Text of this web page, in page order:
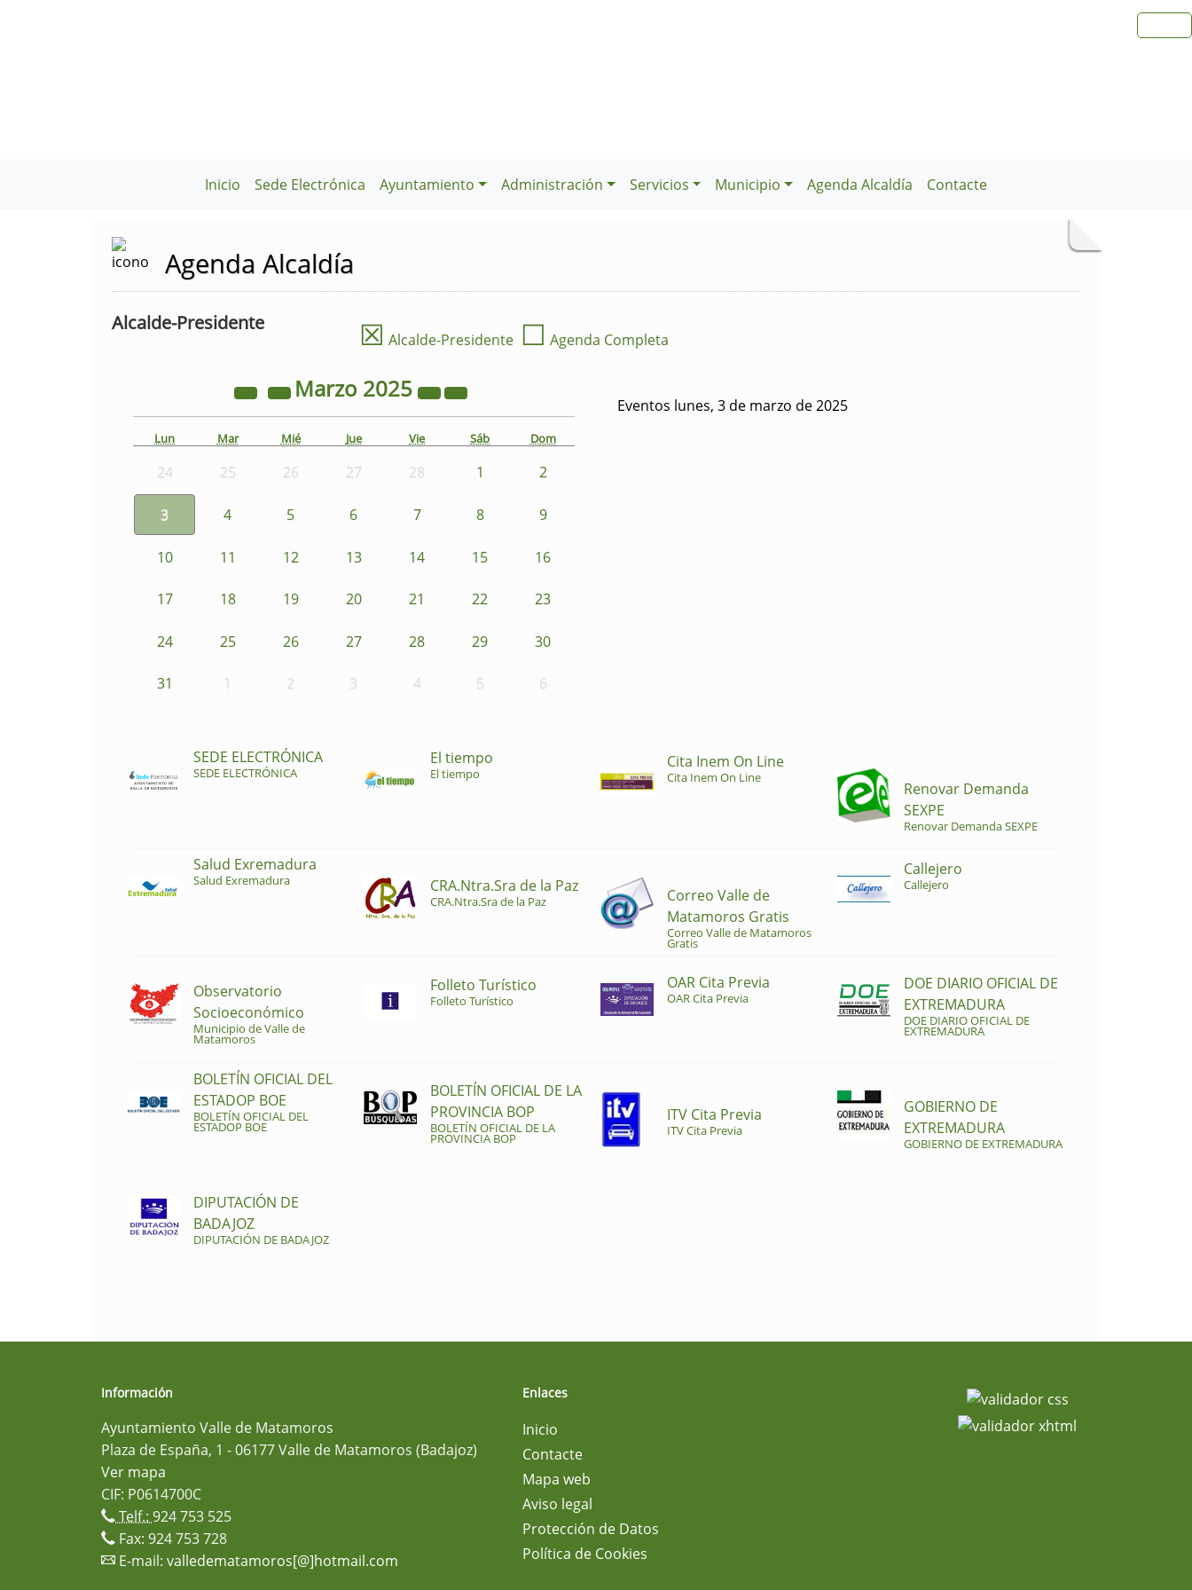
Inicio Sede Electrónica Ayuntamiento Administración Servicios Municipio Agenda Alcaldía Contacte
Agenda Alcaldía
Alcalde-Presidente ☒ Alcalde-Presidente ☐ Agenda Completa
Marzo 2025
Lun Mar Mié Jue Vie Sáb Dom
24 25 26 27 28 1 2
3 4 5 6 7 8 9
10 11 12 13 14 15 16
17 18 19 20 21 22 23
24 25 26 27 28 29 30
31 1 2 3 4 5 6
Eventos lunes, 3 de marzo de 2025
SEDE ELECTRÓNICA
SEDE ELECTRÓNICA
El tiempo
El tiempo
Cita Inem On Line
Cita Inem On Line
Renovar Demanda
SEXPE
Renovar Demanda SEXPE
Salud Exremadura
Salud Exremadura CRA.Ntra.Sra de la Paz
CRA.Ntra.Sra de la Paz
Correo Valle de
Matamoros Gratis
Correo Valle de Matamoros
Gratis
Callejero
Callejero
Observatorio
Socioeconómico
Municipio de Valle de
Matamoros
Folleto Turístico
Folleto Turístico
OAR Cita Previa
OAR Cita Previa
DOE DIARIO OFICIAL DE
EXTREMADURA
DOE DIARIO OFICIAL DE
EXTREMADURA
BOLETÍN OFICIAL DEL
ESTADOP BOE
BOLETÍN OFICIAL DEL
ESTADOP BOE
BOLETÍN OFICIAL DE LA
PROVINCIA BOP
BOLETÍN OFICIAL DE LA
PROVINCIA BOP
ITV Cita Previa
ITV Cita Previa
GOBIERNO DE
EXTREMADURA
GOBIERNO DE EXTREMADURA
DIPUTACIÓN DE
BADAJOZ
DIPUTACIÓN DE BADAJOZ
Información
Ayuntamiento Valle de Matamoros
Plaza de España, 1 - 06177 Valle de Matamoros (Badajoz)
Ver mapa
CIF: P0614700C
Telf.: 924 753 525
Fax: 924 753 728
E-mail: valledematamoros[@]hotmail.com
Enlaces
Inicio
Contacte
Mapa web
Aviso legal
Protección de Datos
Política de Cookies